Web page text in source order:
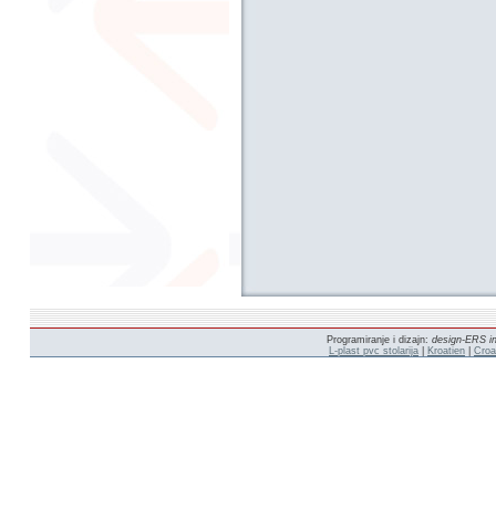
Programiranje i dizajn: design-ERS
L-plast pvc stolarija
Kroatien